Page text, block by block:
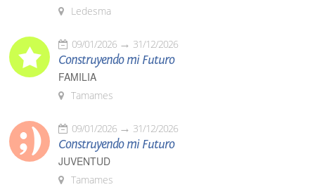
Ledesma
09/01/2026 31/12/2026
Construyendo mi Futuro
FAMILIA
Tamames
09/01/2026 31/12/2026
Construyendo mi Futuro
JUVENTUD
Tamames